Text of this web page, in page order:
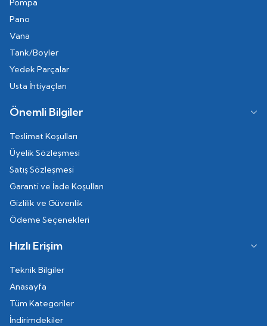
Pompa
Pano
Vana
Tank/Boyler
Yedek Parçalar
Usta İhtiyaçları
Önemli Bilgiler
Teslimat Koşulları
Üyelik Sözleşmesi
Satış Sözleşmesi
Garanti ve İade Koşulları
Gizlilik ve Güvenlik
Ödeme Seçenekleri
Hızlı Erişim
Teknik Bilgiler
Anasayfa
Tüm Kategoriler
İndirimdekiler